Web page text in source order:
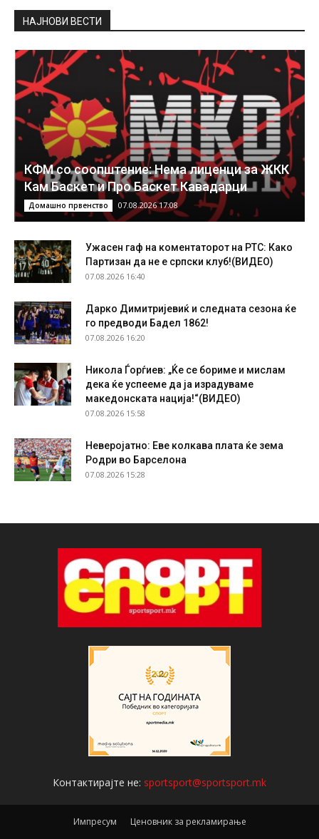
НAЈНОВИ ВЕСТИ
КФМ со соопштение: Нема лиценци за ЖКК
Кам Баскет и Про Баскет Кавадарци
Домашно првенство 07.08.2026 17:08
Ужасен гаф на коментаторот на РТС: Како
Партизан да не е српски клуб!(ВИДЕО)
07.08.2026 16:40
Дарко Димитријевиќ и следната сезона ќе
го предводи Бадел 1862!
07.08.2026 16:20
Никола Ѓорѓиев: „Ќе се бориме и мислам
дека ќе успееме да ја израдуваме
македонската нација!“(ВИДЕО)
07.08.2026 15:58
Неверојатно: Еве колкава плата ќе зема
Родри во Барселона
07.08.2026 15:28
Контактирајте не: sportsport@sportsport.mk
Импресум Ценовник за рекламирање